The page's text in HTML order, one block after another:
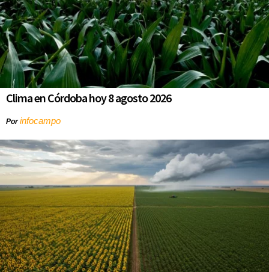
Clima en Córdoba hoy 8 agosto 2026
Porinfocampo